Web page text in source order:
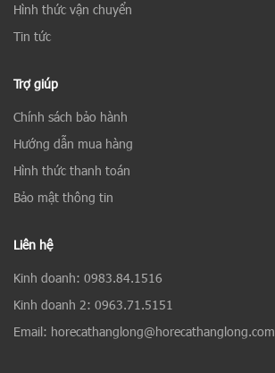
Hình thức vận chuyển
Tin tức
Trợ giúp
Chính sách bảo hành
Hướng dẫn mua hàng
Hình thức thanh toán
Bảo mật thông tin
Liên hệ
Kinh doanh: 0983.84.1516
Kinh doanh 2: 0963.71.5151
Email: horecathanglong@horecathanglong.com